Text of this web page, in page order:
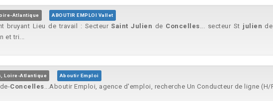
Atlantique ABOUTIR EMPLOI Vallet
bruyant Lieu de travail : Secteur Saint Julien de Concelles... secteur St julien de
et tri...
Loire-Atlantique Aboutir Emploi
Concelles...Aboutir Emploi, agence d'emploi, recherche Un Conducteur de ligne